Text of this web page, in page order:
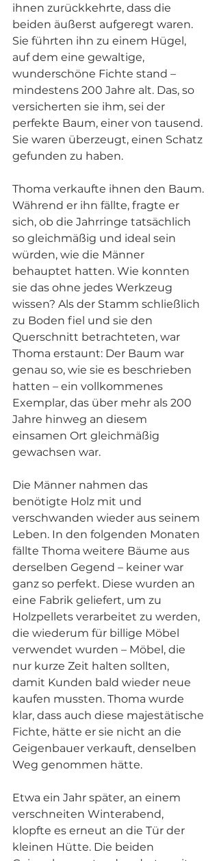
ihnen zurückkehrte, dass die
beiden äußerst aufgeregt waren.
Sie führten ihn zu einem Hügel,
auf dem eine gewaltige,
wunderschöne Fichte stand –
mindestens 200 Jahre alt. Das, so
versicherten sie ihm, sei der
perfekte Baum, einer von tausend.
Sie waren überzeugt, einen Schatz
gefunden zu haben.
Thoma verkaufte ihnen den Baum.
Während er ihn fällte, fragte er
sich, ob die Jahrringe tatsächlich
so gleichmäßig und ideal sein
würden, wie die Männer
behauptet hatten. Wie konnten
sie das ohne jedes Werkzeug
wissen? Als der Stamm schließlich
zu Boden fiel und sie den
Querschnitt betrachteten, war
Thoma erstaunt: Der Baum war
genau so, wie sie es beschrieben
hatten – ein vollkommenes
Exemplar, das über mehr als 200
Jahre hinweg an diesem
einsamen Ort gleichmäßig
gewachsen war.
Die Männer nahmen das
benötigte Holz mit und
verschwanden wieder aus seinem
Leben. In den folgenden Monaten
fällte Thoma weitere Bäume aus
derselben Gegend – keiner war
ganz so perfekt. Diese wurden an
eine Fabrik geliefert, um zu
Holzpellets verarbeitet zu werden,
die wiederum für billige Möbel
verwendet wurden – Möbel, die
nur kurze Zeit halten sollten,
damit Kunden bald wieder neue
kaufen mussten. Thoma wurde
klar, dass auch diese majestätische
Fichte, hätte er sie nicht an die
Geigenbauer verkauft, denselben
Weg genommen hätte.
Etwa ein Jahr später, an einem
verschneiten Winterabend,
klopfte es erneut an die Tür der
kleinen Hütte. Die beiden